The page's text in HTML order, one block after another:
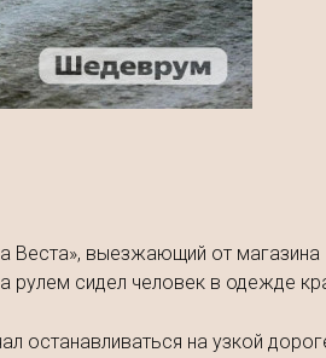
выезжающий от магазина
рулем сидел человек в одежде
останавливаться на узкой